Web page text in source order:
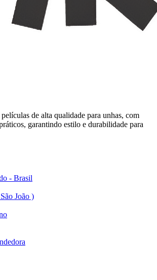
de alta qualidade para unhas, com
garantindo estilo e durabilidade para
- Brasil
João )